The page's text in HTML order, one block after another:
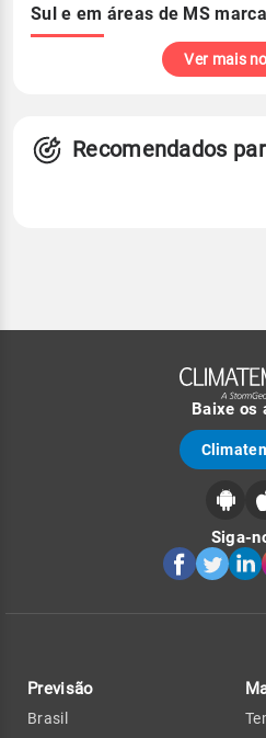
Sul e em áreas de MS
Ver mais
Recomendados
Baixe os
Siga-
Previsão
Brasil